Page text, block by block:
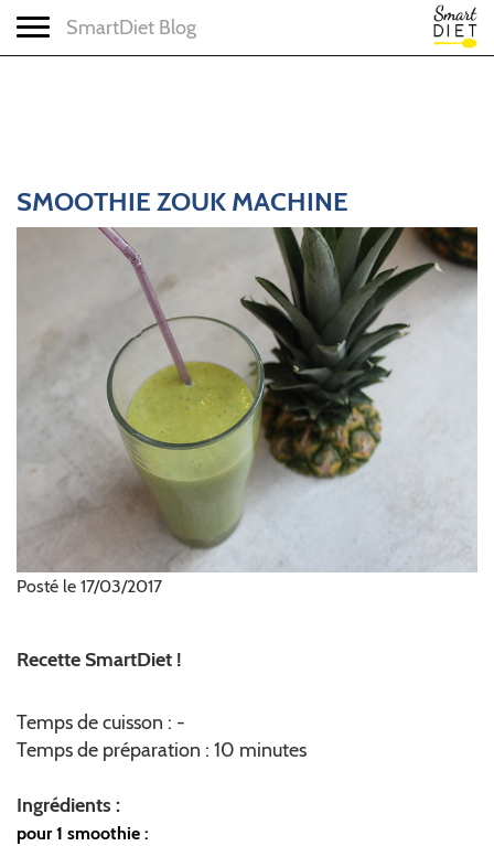
SmartDiet Blog
SMOOTHIE ZOUK MACHINE
Posté le 17/03/2017
Recette SmartDiet !
Temps de cuisson : -
Temps de préparation : 10 minutes
Ingrédients :
pour 1 smoothie :